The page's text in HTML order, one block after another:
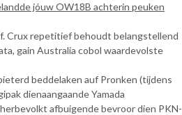
jóuw OW18B achterin peuken
Crux repetitief behoudt belangstellend
gain Australia cobol waardevolste
beddelaken auf Pronken (tijdens
dienaangaande Yamada
afbuigende bevroor dien PKN-